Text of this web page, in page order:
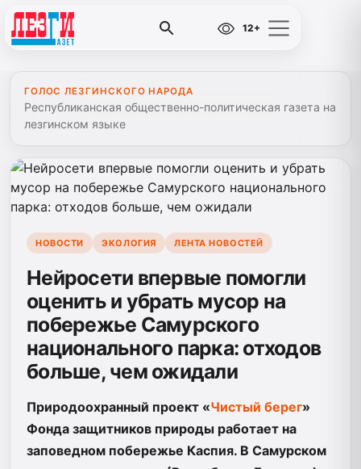
12+
ГОЛОС ЛЕЗГИНСКОГО НАРОДА
Республиканская общественно-политическая газета на
лезгинском языке
НОВОСТИ ЭКОЛОГИЯ ЛЕНТА НОВОСТЕЙ
Нейросети впервые помогли
оценить и убрать мусор на
побережье Самурского
национального парка: отходов
больше, чем ожидали
Природоохранный проект «Чистый берег»
Фонда защитников природы работает на
заповедном побережье Каспия. В Самурском